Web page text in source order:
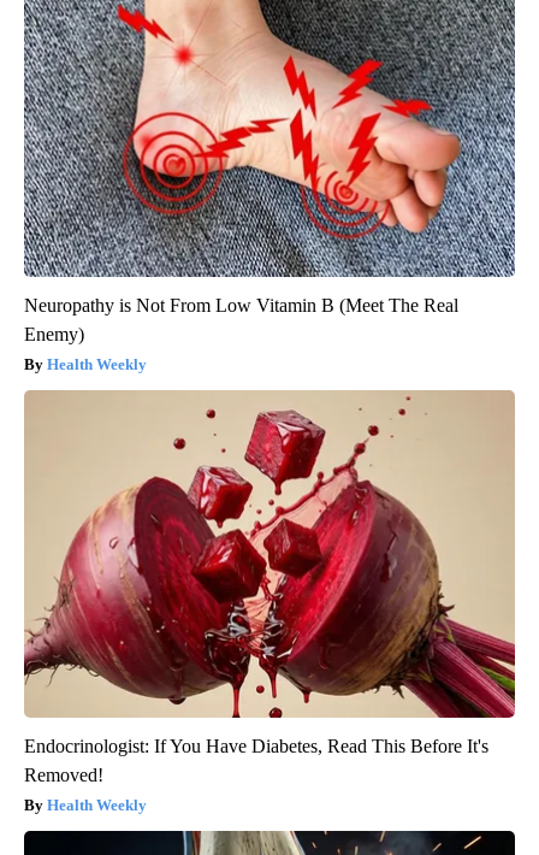
Neuropathy is Not From Low Vitamin B (Meet The Real
Enemy)
Health Weekly
Endocrinologist: If You Have Diabetes, Read This Before It's
Removed!
Health Weekly